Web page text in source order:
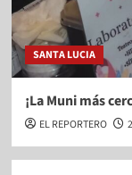
SANTA LUCIA
¡La Muni más
EL REPORTERO